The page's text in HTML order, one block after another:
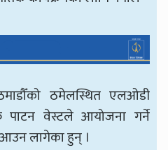
ठमेलस्थित एलओडी
वेस्टले आयोजना गर्ने
लागेका हुन् ।